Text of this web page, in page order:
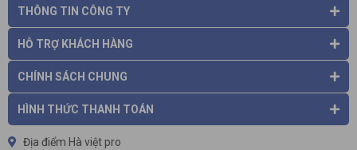
Được đánh già là một trong những nhà cung cấp giải pháp
hình ảnh và giám sát đẳng cấp thế giới, Plustek Inc.chuyên
sản xuất máy quét chuyên nghiệp, chất lượng cao cũng như
các thiết bị bảo mật cho doanh nghiệp, chuyên gia và người
tiêu dùng.
THÔNG TIN CÔNG TY
HỖ TRỢ KHÁCH HÀNG
CHÍNH SÁCH CHUNG
HÌNH THỨC THANH TOÁN
Địa điểm Hà việt pro